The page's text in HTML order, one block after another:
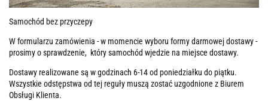
Samochód bez przyczepy
W formularzu zamówienia - w momencie wyboru formy darmowej dostawy -
prosimy o sprawdzenie, który samochód wjedzie na miejsce dostawy.
Dostawy realizowane są w godzinach 6-14 od poniedziałku do piątku.
Wszystkie odstępstwa od tej reguły muszą zostać uzgodnione z Biurem
Obsługi Klienta.